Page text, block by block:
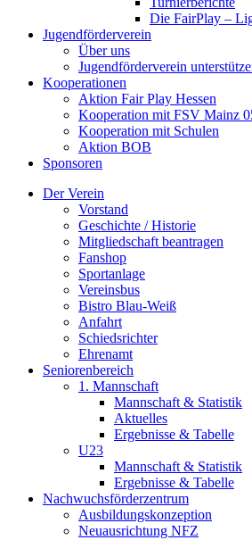
Die FairPlay –
Jugendförderverein
Über uns
Jugendförderverein
Kooperationen
Aktion Fair Play Hessen
Kooperation mit FSV Mainz
Kooperation mit Schulen
Aktion BOB
Sponsoren
Der Verein
Vorstand
Geschichte / Historie
Mitgliedschaft beantragen
Fanshop
Sportanlage
Vereinsbus
Bistro Blau-Weiß
Anfahrt
Schiedsrichter
Ehrenamt
Seniorenbereich
1. Mannschaft
Mannschaft & Statistik
Aktuelles
Ergebnisse & Tabelle
U23
Mannschaft & Statistik
Ergebnisse & Tabelle
Nachwuchsförderzentrum
Ausbildungskonzeption
Neuausrichtung NFZ